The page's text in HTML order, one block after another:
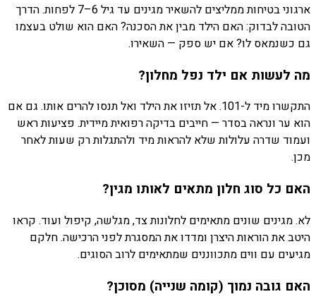
ארגוני בטיחות ממליצים להשאיר מגינים עד גיל 6–7 לפחות. הדרך
הטובה לבדוק: האם הילד מבין את הסכנה? האם הוא שולט בעצמו
גם כשנמאס לו? אם יש ספק — השאירו.
מה לעשות אם ילד נפל מחלון?
התקשרו מיד ל-101. אל תזיזו את הילד ואל תנסו להרים אותו. גם אם
הוא ער ונראה בסדר — חייבים בדיקה רפואית מיידית. פציעות ראש
ועמוד שדרה עלולות שלא להראות מיד ולהתגלות רק שעות לאחר
מכן.
האם כל סוג חלון מתאים לאותו מגין?
לא. מגינים שונים מתאימים לחלונות צד, מגלשה, קיפול ועוד. קראו
היטב את הוראות היצרן ומדדו את המסגרת לפני הרכישה. חלקם
מגיעים עם ווים מתכווננים שמתאימים לרוב הסוגים.
האם גובה נמוך (קומה שנייה) מסוכן?